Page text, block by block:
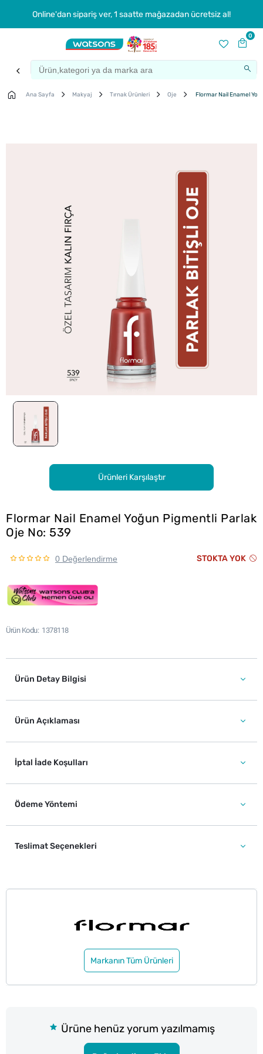
Online'dan sipariş ver, 1 saatte mağazadan ücretsiz al!
0
Ana Sayfa Makyaj Tırnak Ürünleri Oje Flormar Nail Enamel
Ürünleri Karşılaştır
Flormar Nail Enamel Yoğun Pigmentli Parlak
Oje No: 539
0 Değerlendirme STOKTA YOK
Ürün Kodu 1378118
Ürün Detay Bilgisi
Ürün Açıklaması
İptal İade Koşulları
Ödeme Yöntemi
Teslimat Seçenekleri
Markanın Tüm Ürünleri
Ürüne henüz yorum yazılmamış